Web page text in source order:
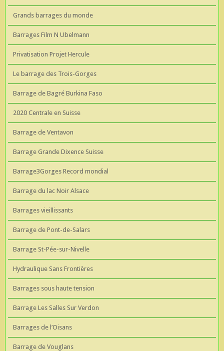
Grands barrages du monde
Barrages Film N Ubelmann
Privatisation Projet Hercule
Le barrage des Trois-Gorges
Barrage de Bagré Burkina Faso
2020 Centrale en Suisse
Barrage de Ventavon
Barrage Grande Dixence Suisse
Barrage3Gorges Record mondial
Barrage du lac Noir Alsace
Barrages vieillissants
Barrage de Pont-de-Salars
Barrage St-Pée-sur-Nivelle
Hydraulique Sans Frontières
Barrages sous haute tension
Barrage Les Salles Sur Verdon
Barrages de l’Oisans
Barrage de Vouglans